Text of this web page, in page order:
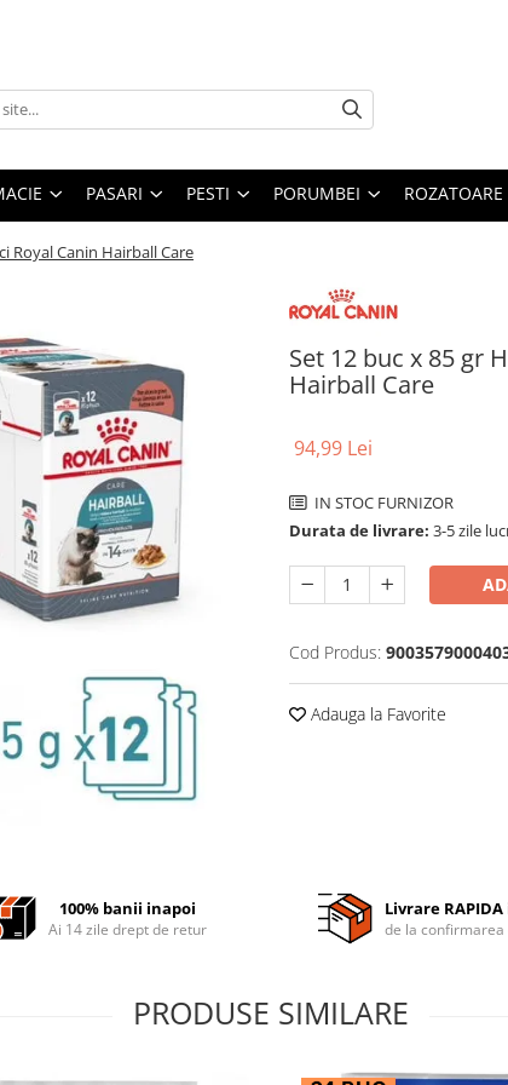
PASARI PESTI PORUMBEI ROZATOARE
Royal Canin Hairball Care
Set 12 buc x 85 gr
Hairball Care
94,99 Lei
IN STOC FURNIZOR
Durata de livrare: 3-5 zile
Cod Produs:
Adauga la Favorite
100% banii inapoi
Ai 14 zile drept de retur
Livrare RAPIDA
de la
PRODUSE SIMILARE